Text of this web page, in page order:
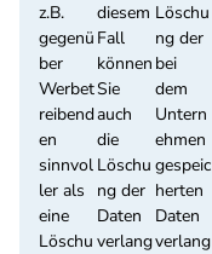
z.B.
gegenü
ber
Werbet
reibend
en
sinnvol
ler als
eine
Löschu
diesem
Fall
können
Sie
auch
die
Löschu
ng der
Daten
verlang
Löschu
ng der
bei
dem
Untern
ehmen
gespeic
herten
Daten
verlang